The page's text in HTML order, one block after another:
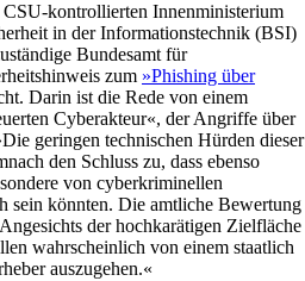
CSU-kontrollierten Innenministerium
in der Informationstechnik (BSI)
Bundesamt für
zum »Phishing über
Darin ist die Rede von einem
Cyberakteur«, der Angriffe über
geringen technischen Hürden dieser
den Schluss zu, dass ebenso
von cyberkriminellen
sein könnten. Die amtliche Bewertung
der hochkarätigen Zielfläche
wahrscheinlich von einem staatlich
auszugehen.«